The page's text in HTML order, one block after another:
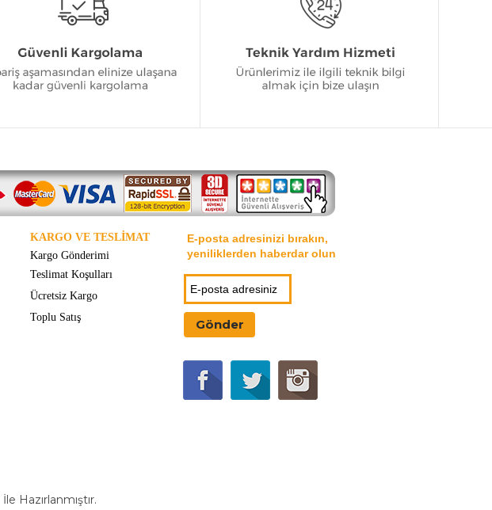
KARGO VE TESLİMAT
E-posta adresinizi bırakın,
yeniliklerden haberdar olun
Kargo Gönderimi
Teslimat Koşulları
Ücretsiz Kargo
Toplu Satış
İle Hazırlanmıştır.